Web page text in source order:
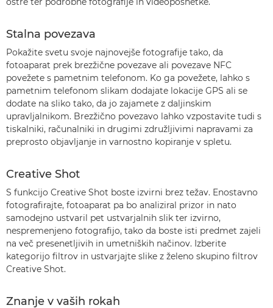
Stalna povezava
Pokažite svetu svoje najnovejše fotografije tako, da
fotoaparat prek brezžične povezave ali povezave NFC
povežete s pametnim telefonom. Ko ga povežete, lahko s
pametnim telefonom slikam dodajate lokacije GPS ali se
dodate na sliko tako, da jo zajamete z daljinskim
upravljalnikom. Brezžično povezavo lahko vzpostavite tudi s
tiskalniki, računalniki in drugimi združljivimi napravami za
preprosto objavljanje in varnostno kopiranje v spletu.
Creative Shot
S funkcijo Creative Shot boste izvirni brez težav. Enostavno
fotografirajte, fotoaparat pa bo analiziral prizor in nato
samodejno ustvaril pet ustvarjalnih slik ter izvirno,
nespremenjeno fotografijo, tako da boste isti predmet zajeli
na več presenetljivih in umetniških načinov. Izberite
kategorijo filtrov in ustvarjajte slike z želeno skupino filtrov
Creative Shot.
Znanje v vaših rokah